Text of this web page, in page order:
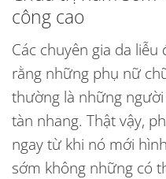
công cao
Các chuyên gia da
rằng những phụ nữ
thường là những
tàn nhang. Thật vậy,
ngay từ khi nó mới
sớm không những có